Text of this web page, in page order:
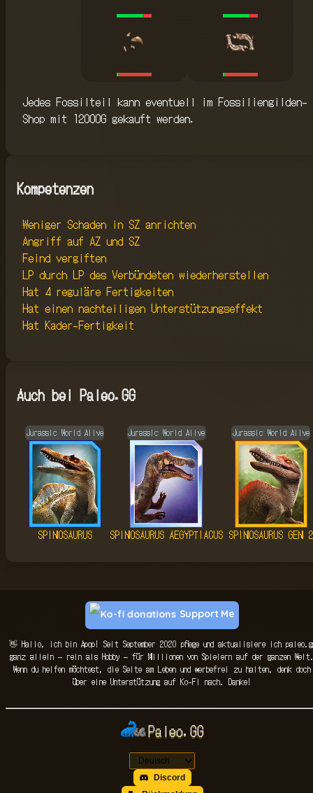
Jedes Fossilteil kann eventuell im Fossiliengilden-
Shop mit 12000G gekauft werden.
Kompetenzen
Weniger Schaden in SZ anrichten
Angriff auf AZ und SZ
Feind vergiften
LP durch LP des Verbündeten wiederherstellen
Hat 4 reguläre Fertigkeiten
Hat einen nachteiligen Unterstützungseffekt
Hat Kader-Fertigkeit
Auch bei Paleo.GG
Jurassic World Alive
SPINOSAURUS
Jurassic World Alive
SPINOSAURUS AEGYPTIACUS
Jurassic World Alive
SPINOSAURUS GEN 2
👋 Hallo, ich bin Apop! Seit September 2020 pflege und aktualisiere ich
ganz allein — rein als Hobby — für Millionen von Spielern auf der ganzen
Wenn du helfen möchtest, die Seite am Leben und werbefrei zu halten, denk doch
über eine Unterstützung auf Ko-Fi nach. Danke!
Support Me
Paleo.GG
Discord